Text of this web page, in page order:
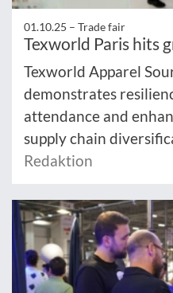
01.10.25 – Trade fair
Texworld Paris hits
Texworld Apparel
demonstrates
attendance and
supply chain
Redaktion